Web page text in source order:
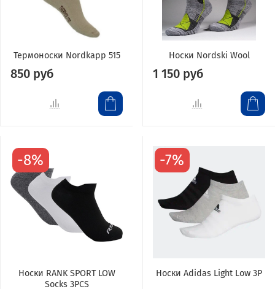
Термоноски Nordkapp 515
850 руб
Носки Nordski Wool
1 150 руб
-8%
Носки RANK SPORT LOW
Socks 3PCS
-7%
Носки Adidas Light Low 3P